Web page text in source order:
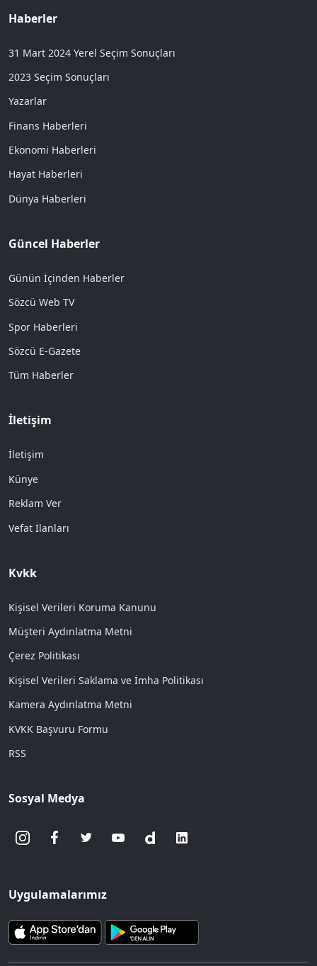
Haberler
31 Mart 2024 Yerel Seçim Sonuçları
2023 Seçim Sonuçları
Yazarlar
Finans Haberleri
Ekonomi Haberleri
Hayat Haberleri
Dünya Haberleri
Güncel Haberler
Günün İçinden Haberler
Sözcü Web TV
Spor Haberleri
Sözcü E-Gazete
Tüm Haberler
İletişim
İletişim
Künye
Reklam Ver
Vefat İlanları
Kvkk
Kişisel Verileri Koruma Kanunu
Müşteri Aydınlatma Metni
Çerez Politikası
Kişisel Verileri Saklama ve İmha Politikası
Kamera Aydınlatma Metni
KVKK Başvuru Formu
RSS
Sosyal Medya
Uygulamalarımız